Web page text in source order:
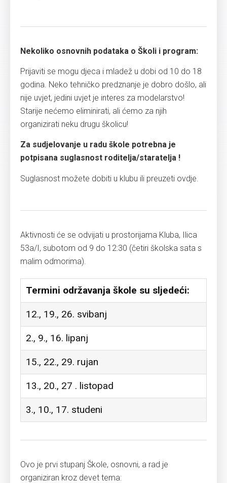
Nekoliko osnovnih podataka o Školi i program:
Prijaviti se mogu djeca i mladež u dobi od 10 do 18
godina. Neko tehničko predznanje je dobro došlo, ali
nije uvjet, jedini uvjet je interes za modelarstvo!
Starije nećemo eliminirati, ali ćemo za njih
organizirati neku drugu školicu!
Za sudjelovanje u radu škole potrebna je
potpisana suglasnost roditelja/staratelja !
Suglasnost možete dobiti u klubu ili preuzeti ovdje.
Aktivnosti će se odvijati u prostorijama Kluba, Ilica
53a/I, subotom od 9 do 12:30 (četiri školska sata s
malim odmorima).
Termini održavanja škole su sljedeći:
12., 19., 26. svibanj
2., 9., 16. lipanj
15., 22., 29. rujan
13., 20., 27 . listopad
3., 10., 17. studeni
Ovo je prvi stupanj Škole, osnovni, a rad je
organiziran kroz devet tema: